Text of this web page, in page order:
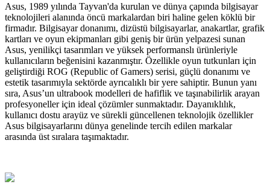
Asus, 1989 yılında Tayvan'da kurulan ve dünya çapında bilgisayar
teknolojileri alanında öncü markalardan biri haline gelen köklü bir
firmadır. Bilgisayar donanımı, dizüstü bilgisayarlar, anakartlar, grafik
kartları ve oyun ekipmanları gibi geniş bir ürün yelpazesi sunan
Asus, yenilikçi tasarımları ve yüksek performanslı ürünleriyle
kullanıcıların beğenisini kazanmıştır. Özellikle oyun tutkunları için
geliştirdiği ROG (Republic of Gamers) serisi, güçlü donanımı ve
estetik tasarımıyla sektörde ayrıcalıklı bir yere sahiptir. Bunun yanı
sıra, Asus’un ultrabook modelleri de hafiflik ve taşınabilirlik arayan
profesyoneller için ideal çözümler sunmaktadır. Dayanıklılık,
kullanıcı dostu arayüz ve sürekli güncellenen teknolojik özellikler
Asus bilgisayarlarını dünya genelinde tercih edilen markalar
arasında üst sıralara taşımaktadır.